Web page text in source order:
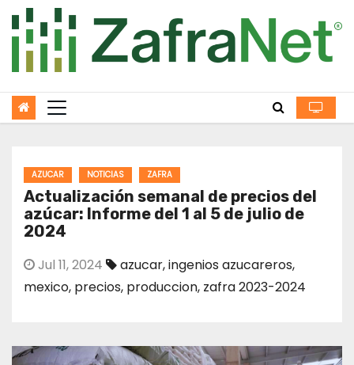
to
content
AZUCAR NOTICIAS ZAFRA
Actualización semanal de precios del
azúcar: Informe del 1 al 5 de julio de
2024
Jul 11, 2024 azucar,ingenios azucareros,
mexico, precios, produccion, zafra 2023-2024